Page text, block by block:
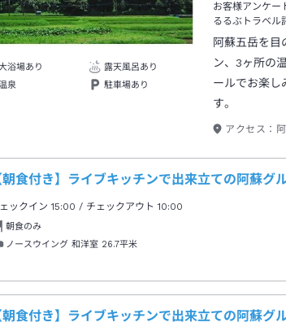
浴場あり
露天風呂あり
泉
駐車場あり
お客様アンケー
るるぶトラベル
阿蘇五岳を目
ン、3ヶ所の
ールでお楽し
す。
アクセス：
朝食付き】ライブキッチンで出来立ての阿蘇
ックイン15:00 / チェックアウト 10:00
朝食のみ
ノースウイング 和洋室 26.7平米
朝食付き】ライブキッチンで出来立ての阿蘇